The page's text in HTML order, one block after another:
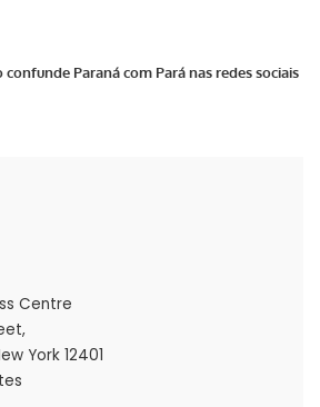
confunde Paraná com Pará nas redes sociais
Centre
York 12401